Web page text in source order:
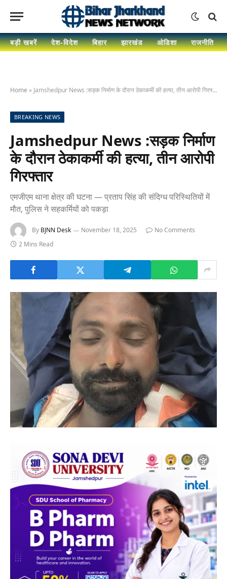
बड़ी खबरें देश-विदेश बिहार झारखंड ओडिशा राजनीति
Home » Jamshedpur News :सड़क निर्माण के दौरान ठेकाकर्मी की हत्या, तीन आरोपी गिरफ्तार
BREAKING NEWS
Jamshedpur News :सड़क निर्माण
के दौरान ठेकाकर्मी की हत्या, तीन आरोपी
गिरफ्तार
एमजीएम थाना क्षेत्र की घटना — प्रताप सिंह की संदिग्ध परिस्थितियों में
मौत, पुलिस ने सहकर्मियों को पकड़ा
By BJNN Desk November 18, 2025
No Comments
2 Mins Read